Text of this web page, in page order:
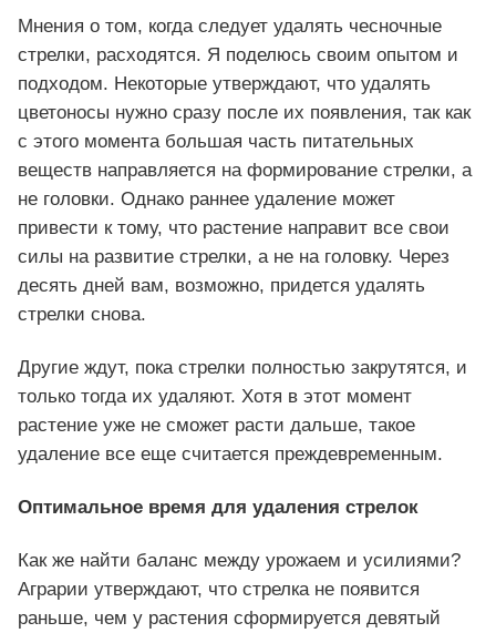
Мнения о том, когда следует удалять чесночные
стрелки, расходятся. Я поделюсь своим опытом и
подходом. Некоторые утверждают, что удалять
цветоносы нужно сразу после их появления, так как
с этого момента большая часть питательных
веществ направляется на формирование стрелки, а
не головки. Однако раннее удаление может
привести к тому, что растение направит все свои
силы на развитие стрелки, а не на головку. Через
десять дней вам, возможно, придется удалять
стрелки снова.
Другие ждут, пока стрелки полностью закрутятся, и
только тогда их удаляют. Хотя в этот момент
растение уже не сможет расти дальше, такое
удаление все еще считается преждевременным.
Оптимальное время для удаления стрелок
Как же найти баланс между урожаем и усилиями?
Аграрии утверждают, что стрелка не появится
раньше, чем у растения сформируется девятый